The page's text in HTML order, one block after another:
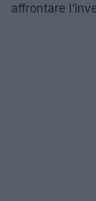
affrontare